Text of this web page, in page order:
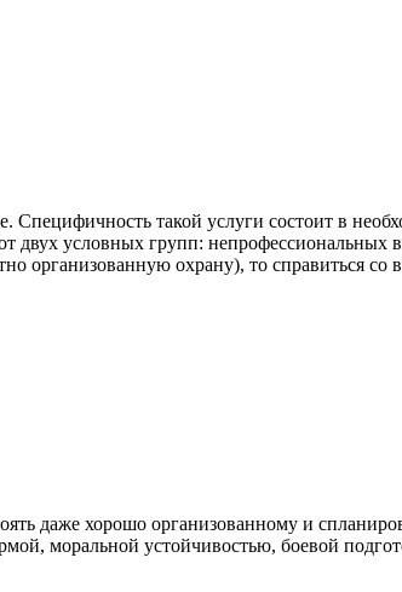
Специфичность такой услуги состоит в
двух условных групп:
организованную охрану), то справиться
даже хорошо организованному и
моральной устойчивостью, боевой